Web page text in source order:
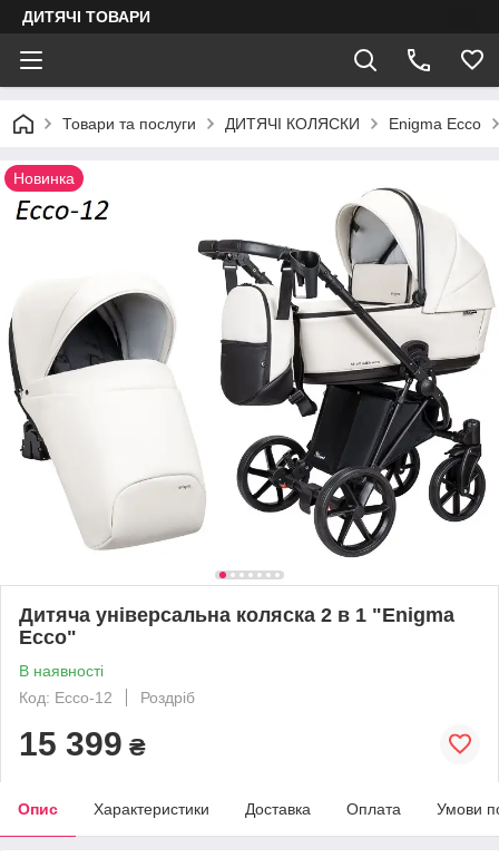
ДИТЯЧІ ТОВАРИ
Товари та послуги ДИТЯЧІ КОЛЯСКИ Enigma Ecco
Новинка
Дитяча універсальна коляска 2 в 1 "Enigma
Ecco"
В наявності
Код: Ecco-12
Роздріб
15 399 ₴
Опис Характеристики Доставка Оплата Умови